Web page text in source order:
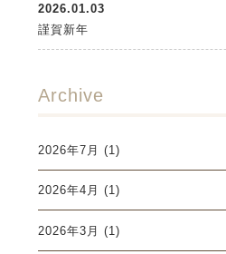
2026.01.03
謹賀新年
Archive
2026年7月 (1)
2026年4月 (1)
2026年3月 (1)